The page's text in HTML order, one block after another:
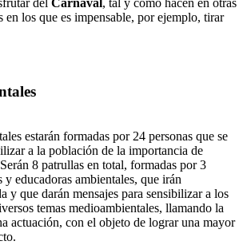
en los que es impensable, por ejemplo, tirar
estarán formadas por 24 personas que se
a la población de la importancia de
8 patrullas en total, formadas por 3
y educadoras ambientales, que irán
y que darán mensajes para sensibilizar a los
temas medioambientales, llamando la
actuación, con el objeto de lograr una mayor